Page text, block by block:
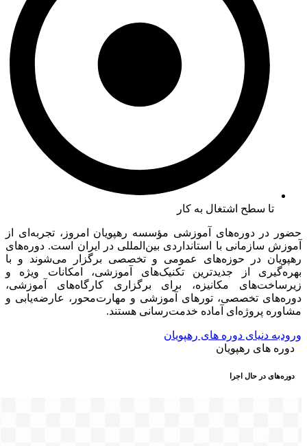
تا سطح اشتغال به کار
حضور در دوره‌های آموزشی مؤسسه رهپویان امروز، تجربه‌ای از
آموزش سازمانی با استانداردی بین‌المللی در ایران است. دوره‌های
رهپویان در حوزه‌های عمومی و تخصصی برگزار می‌شوند و با
بهره‌گیری از جدیدترین تکنیک‌های آموزشی، امکانات ویژه و
زیرساخت‌های مکانیزه، برای برگزاری کارگاه‌های آموزشی،
دوره‌های تخصصی، تورهای آموزشی و مهارت‌محور، عارضه‌یابی و
مشاوره پروژه‌ای آماده خدمت‌رسانی هستند.
ورودبه دنیای دوره های رهپویان
دوره های رهپویان
دوره‌های در حال اجرا